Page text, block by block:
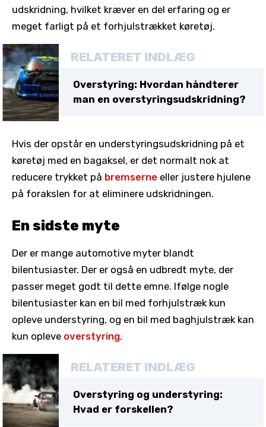
udskridning, hvilket kræver en del erfaring og er
meget farligt på et forhjulstrækket køretøj.
RELATERET INDLÆG
Overstyring: Hvordan håndterer
man en overstyringsudskridning?
Hvis der opstår en understyringsudskridning på et
køretøj med en bagaksel, er det normalt nok at
reducere trykket på bremserne eller justere hjulene
på forakslen for at eliminere udskridningen.
En sidste myte
Der er mange automotive myter blandt
bilentusiaster. Der er også en udbredt myte, der
passer meget godt til dette emne. Ifølge nogle
bilentusiaster kan en bil med forhjulstræk kun
opleve understyring, og en bil med baghjulstræk kan
kun opleve overstyring.
RELATERET INDLÆG
Overstyring og understyring:
Hvad er forskellen?